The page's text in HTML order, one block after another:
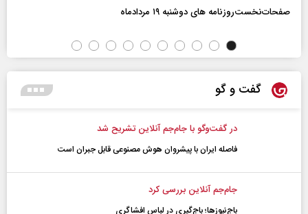
صفحات‌نخست‌روزنامه ها‌ی دوشنبه ۱۹ مردادماه
گفت و گو
در گفت‌و‌گو با جام‌جم آنلاین تشریح شد
فاصله ایران با پیشرو‌ان هوش مصنوعی قابل جبران است
جام‌جم آنلاین بررسی کرد
باج‌نیوزها؛ باج‌گیری در لباس افشاگری